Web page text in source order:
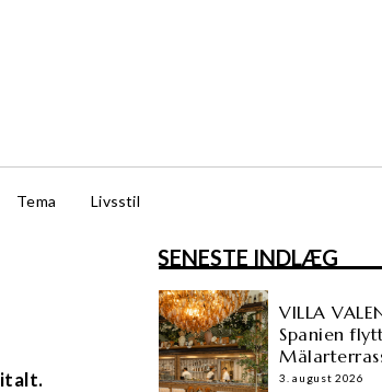
Tema Livsstil
SENESTE INDLÆG
VILLA
Spanien
3. august 2026